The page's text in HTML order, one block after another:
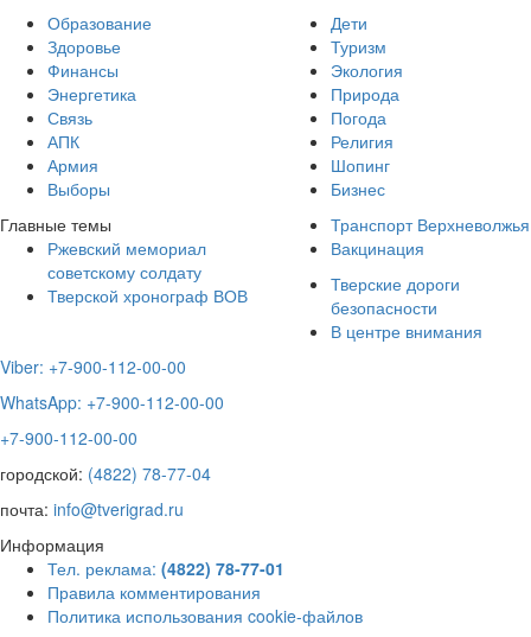
Образование
Здоровье
Финансы
Энергетика
Связь
АПК
Армия
Выборы
Дети
Туризм
Экология
Природа
Погода
Религия
Шопинг
Бизнес
Главные темы
Ржевский мемориал
советскому солдату
Тверской хронограф ВОВ
Транспорт Верхневолжья
Вакцинация
Тверские дороги
безопасности
В центре внимания
Viber: +7-900-112-00-00
WhatsApp: +7-900-112-00-00
+7-900-112-00-00
городской: (4822) 78-77-04
почта: info@tverigrad.ru
Информация
Тел. реклама: (4822) 78-77-01
Правила комментирования
Политика использования cookie-файлов